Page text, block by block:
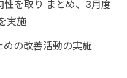
実施
めの改善活動の実施